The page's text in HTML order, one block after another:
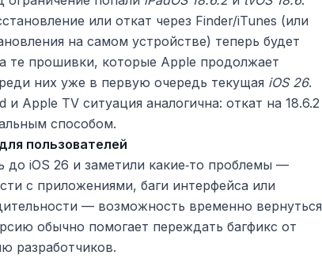
или откат через Finder/iTunes (или
на самом устройстве) теперь будет
те прошивки, которые Apple продолжает
них уже в первую очередь текущая iOS 26.
и Apple TV ситуация аналогична: откат на 18.6.2
способом.
пользователей
до iOS 26 и заметили какие‑то проблемы —
с приложениями, баги интерфейса или
— возможность временно вернуться
обычно помогает переждать багфикс от
разработчиков.